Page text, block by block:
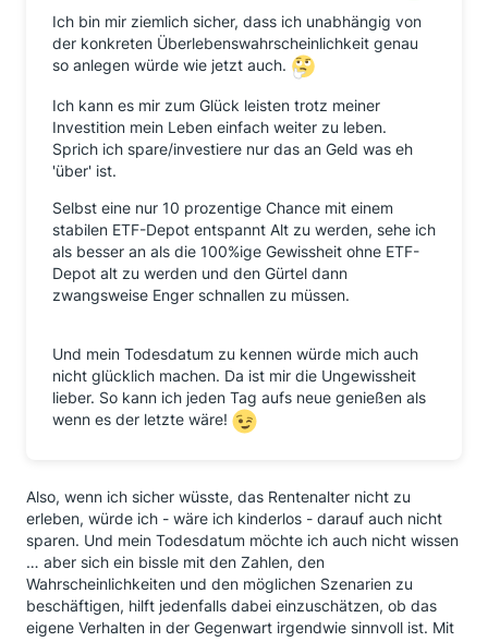
Ich bin mir ziemlich sicher, dass ich unabhängig von
der konkreten Überlebenswahrscheinlichkeit genau
so anlegen würde wie jetzt auch.
Ich kann es mir zum Glück leisten trotz meiner
Investition mein Leben einfach weiter zu leben.
Sprich ich spare/investiere nur das an Geld was eh
'über' ist.
Selbst eine nur 10 prozentige Chance mit einem
stabilen ETF-Depot entspannt Alt zu werden, sehe ich
als besser an als die 100%ige Gewissheit ohne ETF-
Depot alt zu werden und den Gürtel dann
zwangsweise Enger schnallen zu müssen.
Und mein Todesdatum zu kennen würde mich auch
nicht glücklich machen. Da ist mir die Ungewissheit
lieber. So kann ich jeden Tag aufs neue genießen als
wenn es der letzte wäre!
Also, wenn ich sicher wüsste, das Rentenalter nicht zu
erleben, würde ich - wäre ich kinderlos - darauf auch nicht
sparen. Und mein Todesdatum möchte ich auch nicht wissen
… aber sich ein bissle mit den Zahlen, den
Wahrscheinlichkeiten und den möglichen Szenarien zu
beschäftigen, hilft jedenfalls dabei einzuschätzen, ob das
eigene Verhalten in der Gegenwart irgendwie sinnvoll ist. Mit